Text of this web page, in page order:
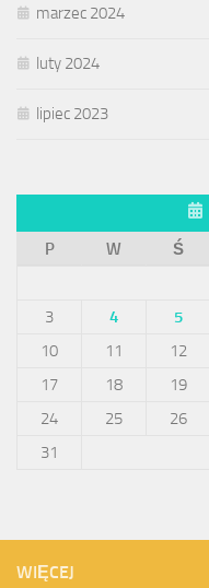
marzec 2024
luty 2024
lipiec 2023
P
W Ś
3
4 5
10
11 12
17
18 19
24
25 26
31
WIĘCEJ